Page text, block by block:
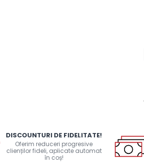
DISCOUNTURI DE FIDELITATE!
Oferim reduceri progresive
clienților fideli, aplicate automat
în coș!